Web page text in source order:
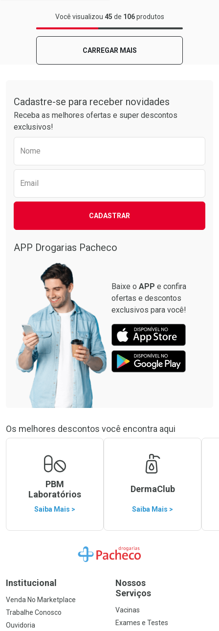
FECHAR
Laboratório
Comprar sem Desconto
Por R$ 15,59/cada
FECHAR
Por Menos
Comprar sem Desconto
Por R$ 15,59/cada
Você visualizou 45 de 106produtos
CARREGAR MAIS
Cadastre-se para receber novidades
Receba as melhores ofertas e super descontos
exclusivos!
Nome
Email
CADASTRAR
APP Drogarias Pacheco
Baixe o APP e confira
ofertas e descontos
exclusivos para você!
Os melhores descontos você encontra aqui
PBM
Laboratórios
Saiba Mais >
DermaClub
Saiba Mais >
Ir para a Home
Institucional
Venda No Marketplace
Trabalhe Conosco
Ouvidoria
Nossos
Serviços
Vacinas
Exames e Testes